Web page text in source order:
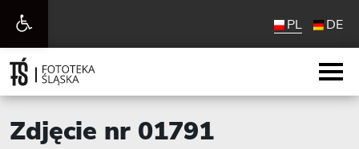
Otwórz
pasek
narzędzi
PL DE
Zdjęcie nr 01791